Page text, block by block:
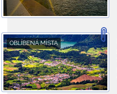
OBLÍBENÁ MÍSTA